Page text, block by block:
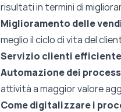
risultati in termini di
Miglioramento delle
meglio il ciclo di vita del
Servizio clienti
Automazione dei
attività a maggior valore
Come digitalizzare i